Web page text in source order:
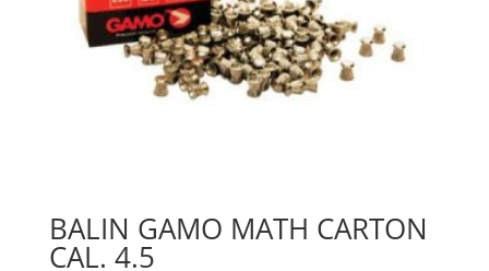
BALIN GAMO MATH CARTON
CAL. 4.5